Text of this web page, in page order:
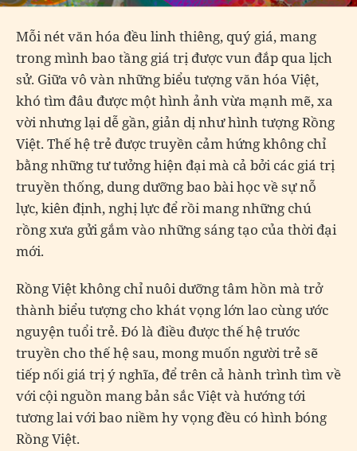
Mỗi nét văn hóa đều linh thiêng, quý giá, mang
trong mình bao tầng giá trị được vun đắp qua lịch
sử. Giữa vô vàn những biểu tượng văn hóa Việt,
khó tìm đâu được một hình ảnh vừa mạnh mẽ, xa
vời nhưng lại dễ gần, giản dị như hình tượng Rồng
Việt. Thế hệ trẻ được truyền cảm hứng không chỉ
bằng những tư tưởng hiện đại mà cả bởi các giá trị
truyền thống, dung dưỡng bao bài học về sự nỗ
lực, kiên định, nghị lực để rồi mang những chú
rồng xưa gửi gắm vào những sáng tạo của thời đại
mới.
Rồng Việt không chỉ nuôi dưỡng tâm hồn mà trở
thành biểu tượng cho khát vọng lớn lao cùng ước
nguyện tuổi trẻ. Đó là điều được thế hệ trước
truyền cho thế hệ sau, mong muốn người trẻ sẽ
tiếp nối giá trị ý nghĩa, để trên cả hành trình tìm về
với cội nguồn mang bản sắc Việt và hướng tới
tương lai với bao niềm hy vọng đều có hình bóng
Rồng Việt.